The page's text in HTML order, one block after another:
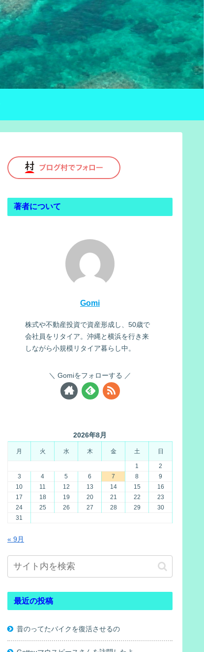
著者について
Gomi
株式や不動産投資で資産形成し、50歳で
会社員をリタイア。沖縄と横浜を行き来
しながら小規模リタイア暮らし中。
Gomiをフォローする
2026年8月
月 火 水 木 金 土 日
1
2
3
4 5 6 7 8
9
10
11 12 13 14 15
16
17
18 19 20 21 22
23
24
25 26 27 28 29
30
31
« 9月
最近の投稿
昔のってたバイクを復活させるの